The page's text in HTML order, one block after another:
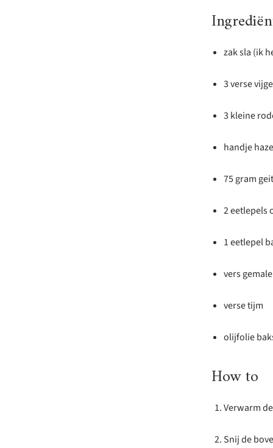
zak sla (ik
3 verse
3 kleine
handje
75 gram
2 eetlepels
1 eetlepel
vers
verse tijm
olijfolie
How to
Verwarm
Snij de